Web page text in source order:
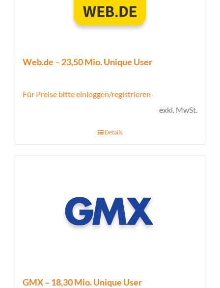
Web.de – 23,50 Mio. Unique User
Für Preise bitte einloggen/registrieren
exkl. MwSt.
Details
GMX – 18,30 Mio. Unique User